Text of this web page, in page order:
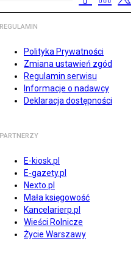
REGULAMIN
Polityka Prywatności
Zmiana ustawień zgód
Regulamin serwisu
Informacje o nadawcy
Deklaracja dostępności
PARTNERZY
E-kiosk.pl
E-gazety.pl
Nexto.pl
Mała księgowość
Kancelarierp.pl
Wieści Rolnicze
Życie Warszawy